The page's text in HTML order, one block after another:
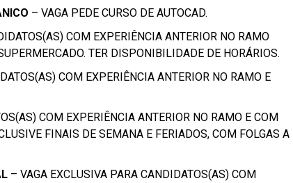
– VAGA PEDE CURSO DE AUTOCAD.
COM EXPERIÊNCIA ANTERIOR NO RAMO
TER DISPONIBILIDADE DE HORÁRIOS.
COM EXPERIÊNCIA ANTERIOR NO RAMO E
COM EXPERIÊNCIA ANTERIOR NO RAMO E COM
FINAIS DE SEMANA E FERIADOS, COM FOLGAS A
– VAGA EXCLUSIVA PARA CANDIDATOS(AS) COM